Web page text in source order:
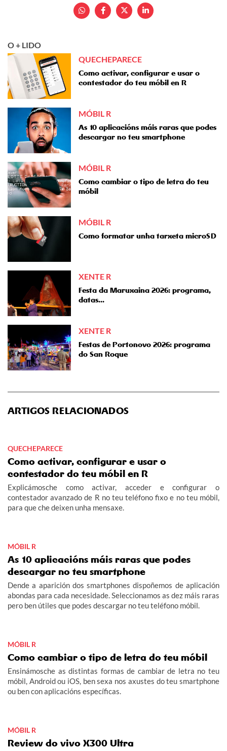
O + LIDO
QUECHEPARECE
Como activar, configurar e usar o
contestador do teu móbil en R
MÓBIL R
As 10 aplicacións máis raras que podes
descargar no teu smartphone
MÓBIL R
Como cambiar o tipo de letra do teu
móbil
MÓBIL R
Como formatar unha tarxeta microSD
XENTE R
Festa da Maruxaina 2026: programa,
datas...
XENTE R
Festas de Portonovo 2026: programa
do San Roque
ARTIGOS RELACIONADOS
QUECHEPARECE
Como activar, configurar e usar o
contestador do teu móbil en R
Explicámosche como activar, acceder e configurar o
contestador avanzado de R no teu teléfono fixo e no teu móbil,
para que che deixen unha mensaxe.
MÓBIL R
As 10 aplicacións máis raras que podes
descargar no teu smartphone
Dende a aparición dos smartphones dispoñemos de aplicación
abondas para cada necesidade. Seleccionamos as dez máis raras
pero ben útiles que podes descargar no teu teléfono móbil.
MÓBIL R
Como cambiar o tipo de letra do teu móbil
Ensinámosche as distintas formas de cambiar de letra no teu
móbil, Android ou iOS, ben sexa nos axustes do teu smartphone
ou ben con aplicacións específicas.
MÓBIL R
Review do vivo X300 Ultra